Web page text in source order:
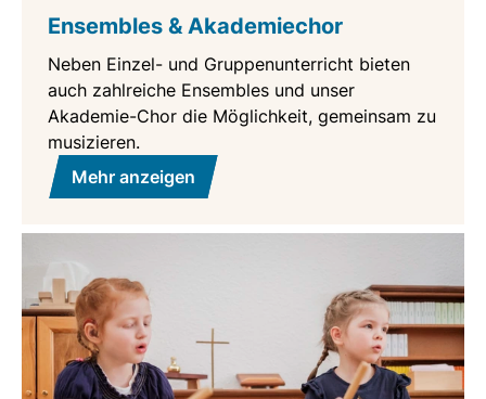
Ensembles & Akademiechor
Neben Einzel- und Gruppenunterricht bieten
auch zahlreiche Ensembles und unser
Akademie-Chor die Möglichkeit, gemeinsam zu
musizieren.
Mehr anzeigen